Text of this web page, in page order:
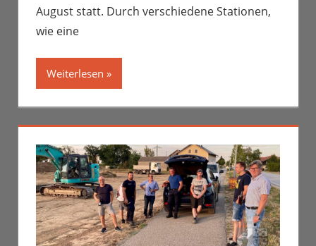
August statt. Durch verschiedene Stationen,
wie eine
Weiterlesen